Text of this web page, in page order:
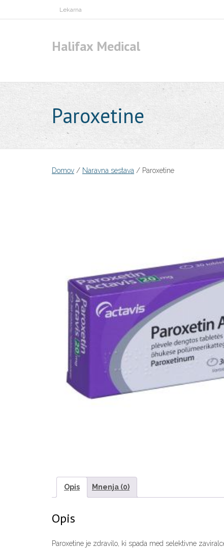
to
Lekarna
Halifax Medical
Paroxetine
Domov / Naravna sestava / Paroxetine
Opis Mnenja (0)
Opis
Paroxetine je zdravilo, ki spada med selektivne